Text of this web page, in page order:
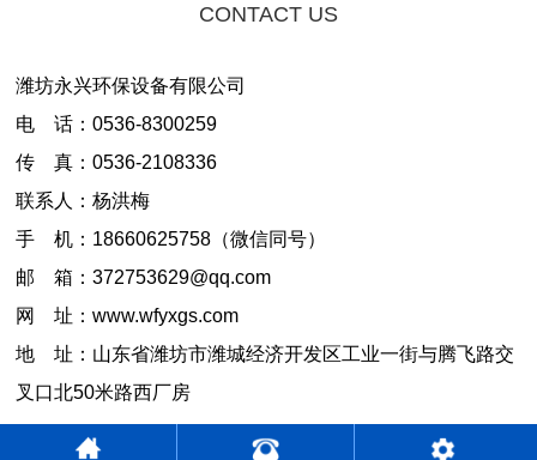
CONTACT US
潍坊永兴环保设备有限公司
电 话：0536-8300259
传 真：0536-2108336
联系人：杨洪梅
手 机：18660625758（微信同号）
邮 箱：372753629@qq.com
网 址：www.wfyxgs.com
地 址：山东省潍坊市潍城经济开发区工业一街与腾飞路交
叉口北50米路西厂房